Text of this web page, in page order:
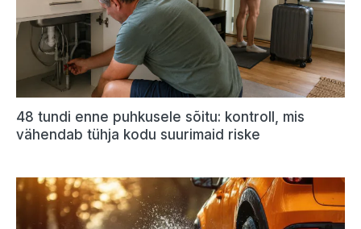
48 tundi enne puhkusele sõitu: kontroll, mis
vähendab tühja kodu suurimaid riske